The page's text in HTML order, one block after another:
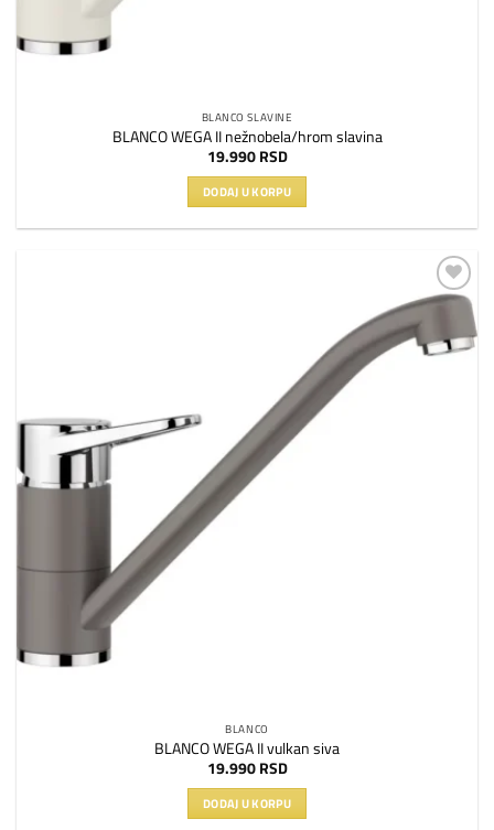
BLANCO SLAVINE
BLANCO WEGA II nežnobela/hrom slavina
19.990 RSD
DODAJ U KORPU
Dodaj
listu
želja
BLANCO
BLANCO WEGA II vulkan siva
19.990 RSD
DODAJ U KORPU